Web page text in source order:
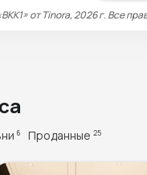
от Tinora, 2026 г. Все
6 Проданные 25